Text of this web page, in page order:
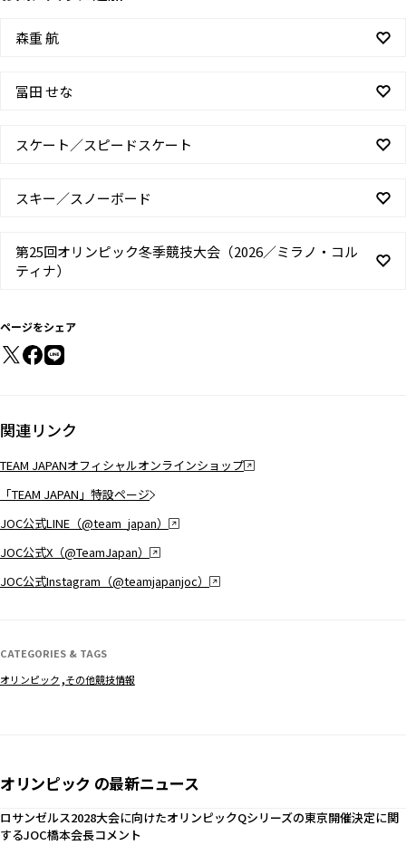
森重 航
冨田 せな
スケート／スピードスケート
スキー／スノーボード
第25回オリンピック冬季競技大会（2026／ミラノ・コル
ティナ）
ページをシェア
関連リンク
TEAM JAPANオフィシャルオンラインショップ
「TEAM JAPAN」特設ページ
JOC公式LINE（@team_japan）
JOC公式X（@TeamJapan）
JOC公式Instagram（@teamjapanjoc）
CATEGORIES & TAGS
オリンピック その他競技情報
オリンピック の最新ニュース
ロサンゼルス2028大会に向けたオリンピックQシリーズの東京開催決定に関
するJOC橋本会長コメント